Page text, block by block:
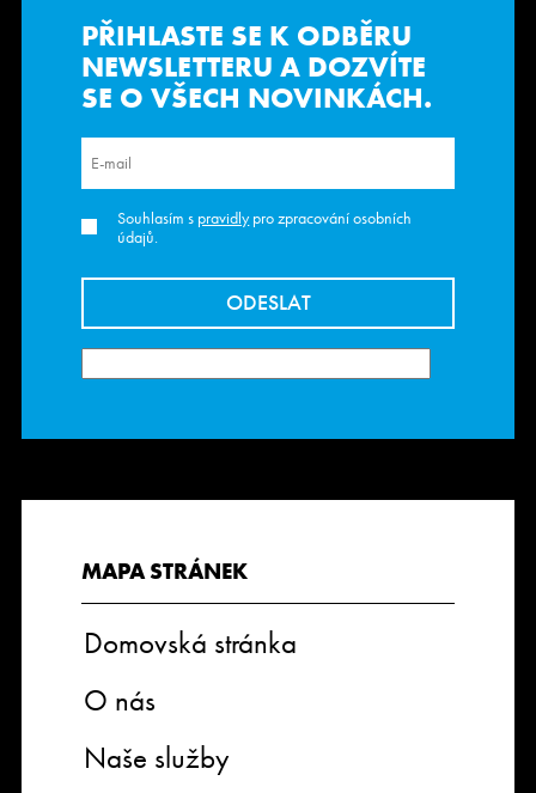
PŘIHLASTE SE K ODBĚRU
NEWSLETTERUA DOZVÍTE
SE O VŠECH NOVINKÁCH.
Souhlasím s pravidlypro zpracování osobních
údajů.
MAPA STRÁNEK
Domovská stránka
O nás
Naše služby